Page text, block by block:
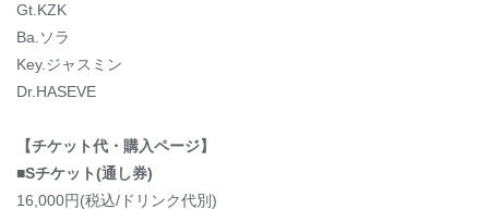
Gt.KZK
Ba.ソラ
Key.ジャスミン
Dr.HASEVE
【チケット代・購入ページ】
■Sチケット(通し券)
16,000円(税込/ドリンク代別)